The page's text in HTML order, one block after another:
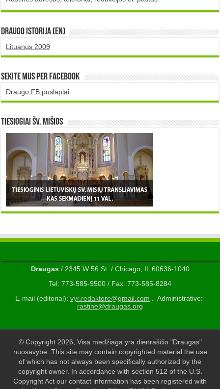
DRAUGO istorija (EN)
Lituanus 2009
Sekite mus per Facebook
Draugo FB puslapiai
TIESIOGIAI šv. MIŠIOS
Draugas/ 2345 W 56 St. / Chicago, IL 60636-1040
Tel: 773-585-9500 / Fax: 773-585-8284
E-mail (editorial): vyr.redaktore@gmail.com . Administrative:
rastine@draugas.org
© Copyright 2026, Visa medžiaga yra dienraščio "Draugas"
nuosavybė. This site may contain copyrighted material the use
of which has not always been specifically authorized by the
copyright owner. In accordance with section 512 of the U.S.
Copyright Act our contact information has been registered with